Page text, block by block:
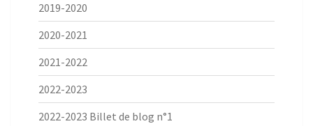
2019-2020
2020-2021
2021-2022
2022-2023
2022-2023 Billet de blog n°1